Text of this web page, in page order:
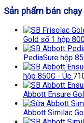
Sản phẩm bán chạy
Gold số 1 hộp
PediaSure hộp
hộp 850G - Úc
Abbott Ensure
Abbott Similac